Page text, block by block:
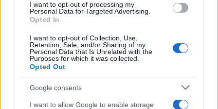
I want to opt-out of processing my
Personal Data for Targeted Advertising.
Opted In
I want to opt-out of Collection, Use,
Retention, Sale, and/or Sharing of my
Personal Data that Is Unrelated with the
Purposes for which it was collected.
Opted Out
Google consents
I want to allow Google to enable storage
alte.